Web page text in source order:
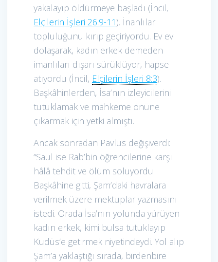
yakalayıp öldürmeye başladı (İncil,
Elçilerin İşleri 26:9-11). İnanlılar
topluluğunu kırıp geçiriyordu. Ev ev
dolaşarak, kadın erkek demeden
imanlıları dışarı sürüklüyor, hapse
atıyordu (İncil, Elçilerin İşleri 8:3).
Başkâhinlerden, İsa’nın izleyicilerini
tutuklamak ve mahkeme önüne
çıkarmak için yetki almıştı.
Ancak sonradan Pavlus değişiverdi:
“Saul ise Rab’bin öğrencilerine karşı
hâlâ tehdit ve ölüm soluyordu.
Başkâhine gitti, Şam’daki havralara
verilmek üzere mektuplar yazmasını
istedi. Orada İsa’nın yolunda yürüyen
kadın erkek, kimi bulsa tutuklayıp
Kudüs’e getirmek niyetindeydi. Yol alıp
Şam’a yaklaştığı sırada, birdenbire